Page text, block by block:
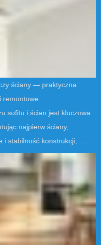
ściany — praktyczna
remontowe
sufitu i ścian jest kluczowa
najpierw ściany,
i stabilność konstrukcji, …